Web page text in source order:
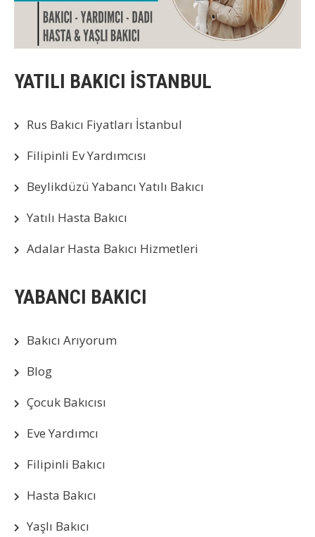
YATILI BAKICI İSTANBUL
Rus Bakıcı Fiyatları İstanbul
Filipinli Ev Yardımcısı
Beylikdüzü Yabancı Yatılı Bakıcı
Yatılı Hasta Bakıcı
Adalar Hasta Bakıcı Hizmetleri
YABANCI BAKICI
Bakıcı Arıyorum
Blog
Çocuk Bakıcısı
Eve Yardımcı
Filipinli Bakıcı
Hasta Bakıcı
Yaşlı Bakıcı